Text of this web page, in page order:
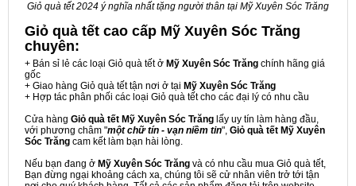
Giỏ quà tết 2024 ý nghĩa nhất tặng người thân tại Mỹ Xuyên Sóc Trăng
Giỏ quà tết cao cấp Mỹ Xuyên Sóc Trăng
chuyên:
+ Bán sỉ lẻ các loại Giỏ quà tết ở Mỹ Xuyên Sóc Trăng chính hãng giá
gốc
+ Giao hàng Giỏ quà tết tận nơi ở tại Mỹ Xuyên Sóc Trăng
+ Hợp tác phân phối các loại Giỏ quà tết cho các đại lý có nhu cầu
Cửa hàng Giỏ quà tết Mỹ Xuyên Sóc Trăng lấy uy tín làm hàng đầu,
với phương châm "một chữ tín - vạn niềm tin", Giỏ quà tết Mỹ Xuyên
Sóc Trăng cam kết làm bạn hài lòng.
Nếu bạn đang ở Mỹ Xuyên Sóc Trăng và có nhu cầu mua Giỏ quà tết,
Bạn đừng ngại khoảng cách xa, chúng tôi sẽ cử nhân viên trở tới tận